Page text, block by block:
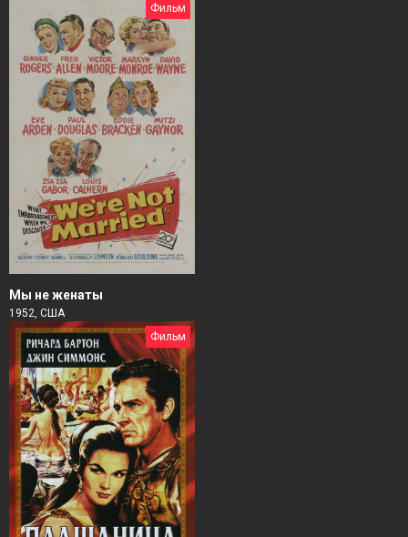
Фильм
Мы не женаты
1952, США
Фильм